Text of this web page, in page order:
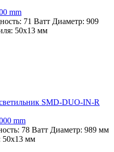
mm
71 Ватт Диаметр: 909
50х13 мм
mm
78 Ватт Диаметр: 989 мм
50х13 мм